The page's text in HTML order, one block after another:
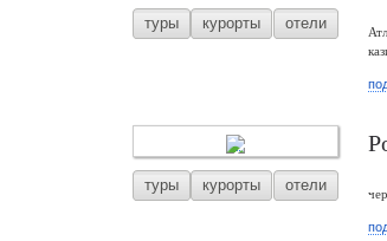
туры курорты отели
туры курорты отели